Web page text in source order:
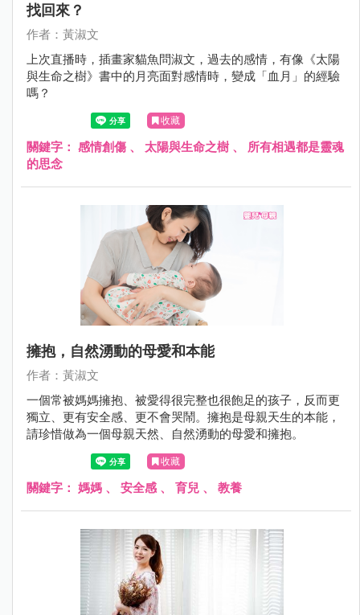
找回來？
作者：黃淑文
上次直播時，插畫家貓魚問淑文，過去的感情，有像《太陽
與生命之樹》書中的月亮面對感情時，變成「血月」的經驗
嗎？
收藏
關鍵字： 感情創傷 、 太陽與生命之樹 、 所有相遇都是靈魂
的思念
擁抱，自然湧動的母愛和本能
作者：黃淑文
一個常被媽媽擁抱、被愛得很完整也很飽足的孩子，反而更
獨立、更有安全感、更不會哭鬧。擁抱是母親天生的本能，
請珍惜做為一個母親天然、自然湧動的母愛和擁抱。
收藏
關鍵字： 媽媽 、 安全感 、 育兒 、 教養